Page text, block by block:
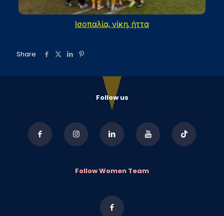
Ισοπαλία, νίκη, ήττα
Share
Follow us
Follow Women Team